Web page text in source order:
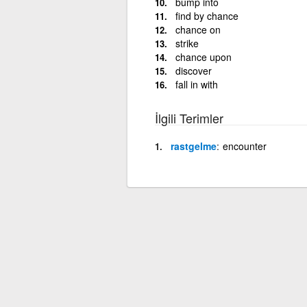
find by chance
chance on
strike
chance upon
discover
fall in with
İlgili Terimler
rastgelme encounter